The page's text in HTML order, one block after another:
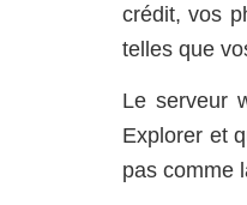
crédit, vos
telles que
Le serveur
Explorer et
pas comme